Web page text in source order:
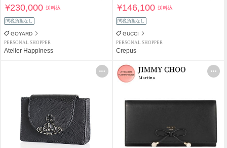
¥230,000送料込
関税負担なし
GOYARD
PERSONAL SHOPPER
Atelier Happiness
¥146,100送料込
関税負担なし
GUCCI
PERSONAL SHOPPER
Crepus